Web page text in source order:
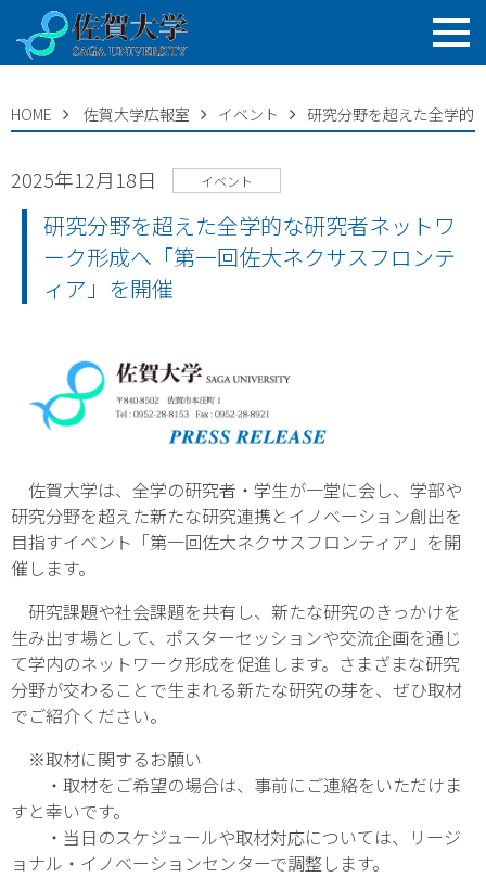
HOME 佐賀大学広報室 イベント 研究分野を超えた全学的
2025年12月18日 イベント
研究分野を超えた全学的な研究者ネットワ
ーク形成へ「第一回佐大ネクサスフロンテ
ィア」を開催
佐賀大学は、全学の研究者・学生が一堂に会し、学部や
研究分野を超えた新たな研究連携とイノベーション創出を
目指すイベント「第一回佐大ネクサスフロンティア」を開
催します。
研究課題や社会課題を共有し、新たな研究のきっかけを
生み出す場として、ポスターセッションや交流企画を通じ
て学内のネットワーク形成を促進します。さまざまな研究
分野が交わることで生まれる新たな研究の芽を、ぜひ取材
でご紹介ください。
※取材に関するお願い
・取材をご希望の場合は、事前にご連絡をいただけま
すと幸いです。
・当日のスケジュールや取材対応については、リージ
ョナル・イノベーションセンターで調整します。